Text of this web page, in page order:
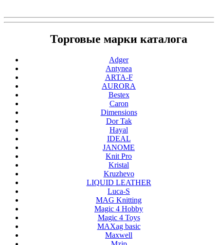
Торговые марки каталога
Adger
Antynea
ARTA-F
AURORA
Bestex
Caron
Dimensions
Dor Tak
Hayal
IDEAL
JANOME
Knit Pro
Kristal
Kruzhevo
LIQUID LEATHER
Luca-S
MAG Knitting
Magic 4 Hobby
Magic 4 Toys
MAXag basic
Maxwell